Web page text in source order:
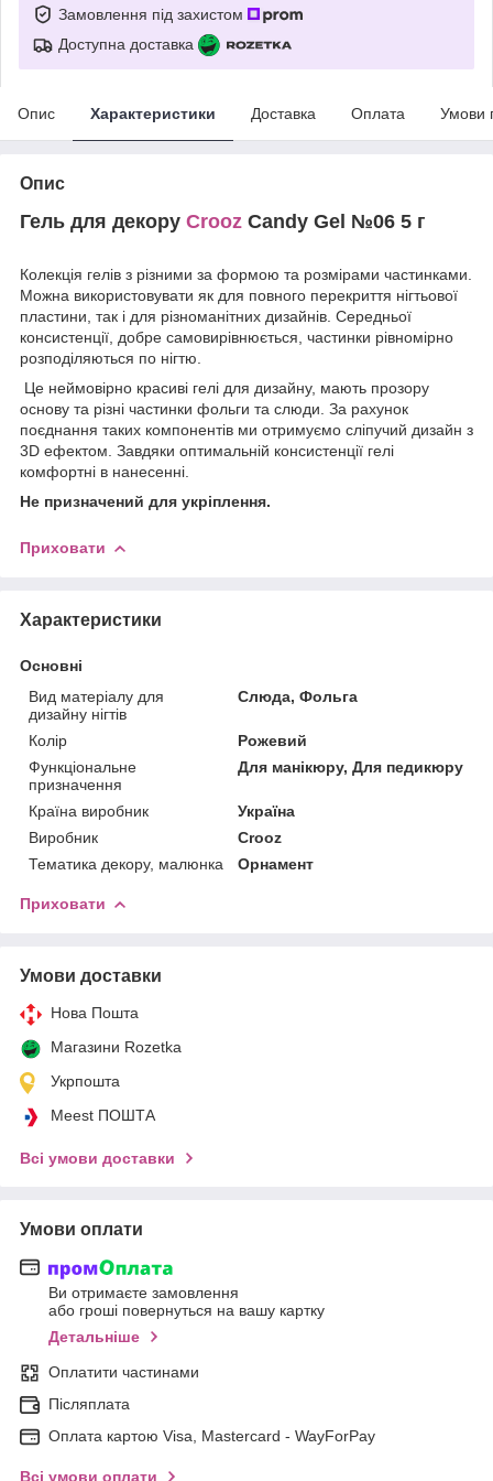
Замовлення під захистом
Доступна доставка
Опис Характеристики Доставка Оплата Умови
Опис
Гель для декору Crooz Candy Gel №06 5 г
​​​​​​Колекція гелів з різними за формою та розмірами частинками.
Можна використовувати як для повного перекриття нігтьової
пластини, так і для різноманітних дизайнів. Середньої
консистенції, добре самовирівнюється, частинки рівномірно
розподіляються по нігтю.
Це неймовірно красиві гелі для дизайну, мають прозору
основу та різні частинки фольги та слюди. За рахунок
поєднання таких компонентів ми отримуємо сліпучий дизайн з
3D ефектом. Завдяки оптимальній консистенції гелі
комфортні в нанесенні.
Не призначений для укріплення.
Приховати
Характеристики
Основні
Вид матеріалу для
дизайну нігтів
Слюда, Фольга
Колір
Рожевий
Функціональне
призначення
Для манікюру, Для педикюру
Країна виробник
Україна
Виробник
Crooz
Тематика декору, малюнка
Орнамент
Приховати
Умови доставки
Нова Пошта
Магазини Rozetka
Укрпошта
Meest ПОШТА
Всі умови доставки
Умови оплати
Ви отримаєте замовлення
або гроші повернуться на вашу картку
Детальніше
Оплатити частинами
Післяплата
Оплата картою Visa, Mastercard - WayForPay
Всі умови оплати